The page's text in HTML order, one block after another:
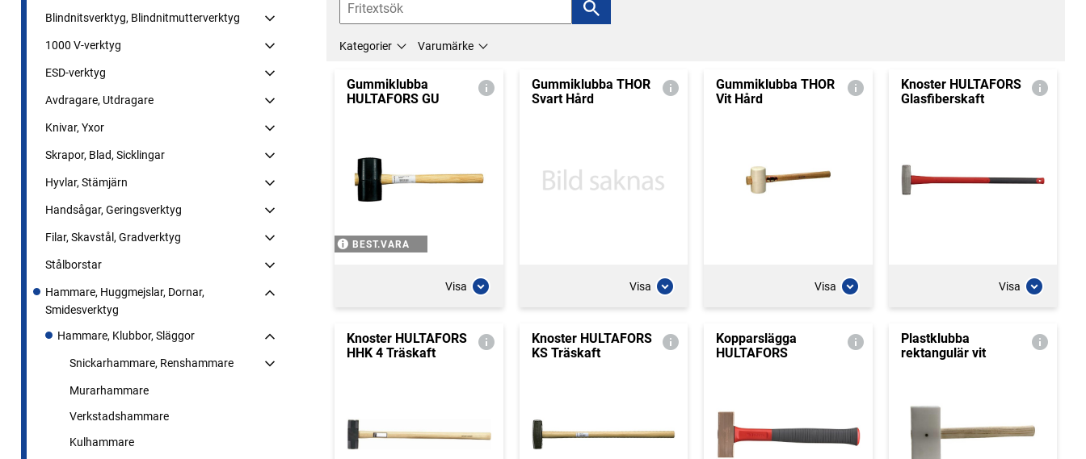
Blindnitsverktyg, Blindnitmutterverktyg
1000 V-verktyg
ESD-verktyg
Avdragare, Utdragare
Knivar, Yxor
Skrapor, Blad, Sicklingar
Hyvlar, Stämjärn
Handsågar, Geringsverktyg
Filar, Skavstål, Gradverktyg
Stålborstar
Hammare, Huggmejslar, Dornar,
Smidesverktyg
Hammare, Klubbor, Släggor
Snickarhammare, Renshammare
Murarhammare
Verkstadshammare
Kulhammare
Kategorier Varumärke
Gummiklubba
HULTAFORS GU
BEST.VARA
Visa
Gummiklubba THOR
Svart Hård
Visa
Gummiklubba THOR
Vit Hård
Visa
Knoster HULTAFORS
Glasfiberskaft
Visa
Knoster HULTAFORS
HHK 4 Träskaft
Knoster HULTAFORS
KS Träskaft
Kopparslägga
HULTAFORS
Plastklubba
rektangulär vit